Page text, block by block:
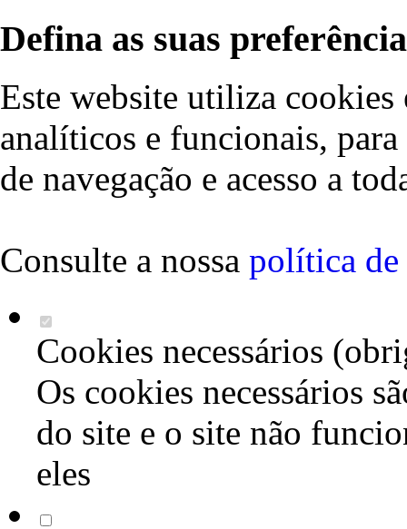
Defina as suas
Este website utiliza cookies
analíticos e funcionais,
de navegação e acesso a
Consulte a nossa política de
Cookies necessários
Os cookies necessários
do site e o site não
eles